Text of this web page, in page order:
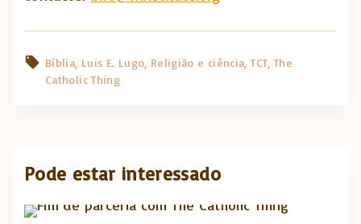
Bíblia Luis E. Lugo Religião e ciência TCT The
Catholic Thing
Pode estar interessado